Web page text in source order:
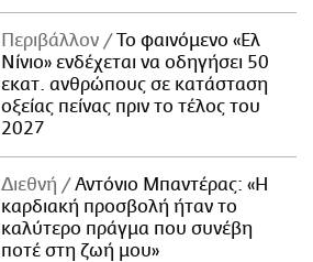
Περιβάλλον
Το φαινόμενο «Ελ
Νίνιο» ενδέχεται να οδηγήσει 50
εκατ. ανθρώπους σε κατάσταση
οξείας πείνας πριν το τέλος του
2027
Διεθνή
Αντόνιο Μπαντέρας: «Η
καρδιακή προσβολή ήταν το
καλύτερο πράγμα που συνέβη
ποτέ στη ζωή μου»